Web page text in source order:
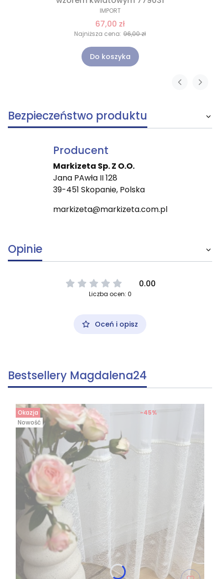
IMPORT
67,00 zł
Najniższa cena: 96,00 zł
Do koszyka
Bezpieczeństwo produktu
Producent
Markizeta Sp. Z O.O.
Jana PAwła II 128
39-451 Skopanie, Polska
markizeta@markizeta.com.pl
Opinie
0.00
Liczba ocen: 0
Oceń i opisz
Bestsellery Magdalena24
Okazja
Nowość
-45%